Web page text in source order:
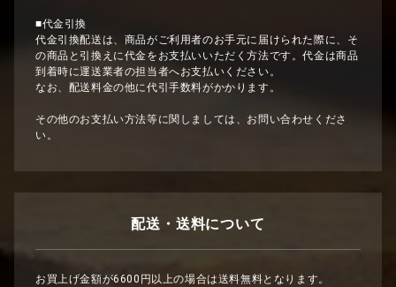
■代金引換
代金引換配送は、商品がご利用者のお手元に届けられた際に、そ
の商品と引換えに代金をお支払いいただく方法です。代金は商品
到着時に運送業者の担当者へお支払いください。
なお、配送料金の他に代引手数料がかかります。
その他のお支払い方法等に関しましては、お問い合わせくださ
い。
配送・送料について
お買上げ金額が6600円以上の場合は送料無料となります。